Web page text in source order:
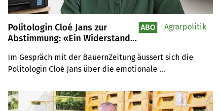
Politologin Cloé Jans zur
Abstimmung: «Ein Widerstands-
und Stadt»
Im Gespräch mit der BauernZeitung äussert sich die
Politologin Cloé Jans über die emotionale
die Gründe für den Erfolg der Gegner.
ABO Agrarpolitik